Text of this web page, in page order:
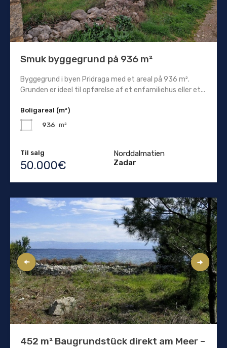
Smuk byggegrund på 936 m²
Byggegrund i byen Pridraga med et areal på 936 m².
Grunden er ideel til opførelse af et enfamiliehus eller et...
Boligareal (m²)
936 m²
Til salg
50.000€
Norddalmatien
Zadar
452 m² Baugrundstück direkt am Meer –